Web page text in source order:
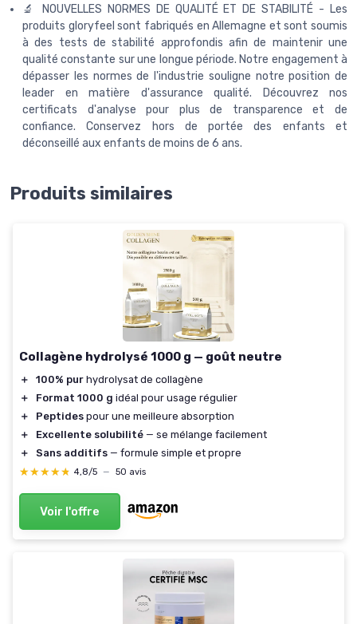
🔬 NOUVELLES NORMES DE QUALITÉ ET DE STABILITÉ - Les
produits gloryfeel sont fabriqués en Allemagne et sont soumis
à des tests de stabilité approfondis afin de maintenir une
qualité constante sur une longue période. Notre engagement à
dépasser les normes de l'industrie souligne notre position de
leader en matière d'assurance qualité. Découvrez nos
certificats d'analyse pour plus de transparence et de
confiance. Conservez hors de portée des enfants et
déconseillé aux enfants de moins de 6 ans.
Produits similaires
Collagène hydrolysé 1000 g — goût neutre
＋ 100% pur hydrolysat de collagène
＋
Format 1000 g idéal pour usage régulier
＋
Peptides pour une meilleure absorption
＋
Excellente solubilité — se mélange facilement
＋
Sans additifs — formule simple et propre
★★★★★
★★★★★ 4,8/5 — 50 avis
Voir l'offre